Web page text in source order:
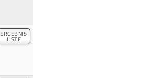
ERGEBNIS
LISTE